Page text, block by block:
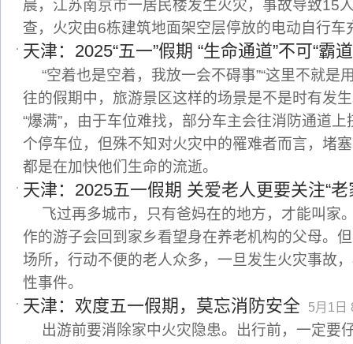
晨，江苏南京市一居民楼发生火灾，事故导致15
查，火灾由6栋建筑地面架空层停放的电动自行车
天津：2025“五一”假期 “生命通道”不可“霸道
“空着也是空着，我放一会不碍事”“这里不就
往的假期中，旅游景区这样的场景是不是时有发
“爆满”，由于车位难找，部分车主会往消防通道上
个停车位，但殊不知对火灾中的罹难者而言，堵
都是在加快他们生命的流逝。
天津：2025五一假期 关爱老人更要关注“老
飞过再多城市，只有爸妈在的地方，才能叫家
作的游子会回到家乡看望身在养老机构的父母。
场所，行动不便的老人众多，一旦发生火灾事故
性事件。
天津：欢度五一假期，莫忘消防安全 5月1日
出游前要消除家中火灾隐患。出行前，一定要